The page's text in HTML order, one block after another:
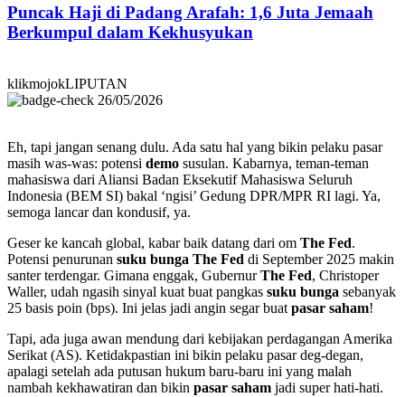
Puncak Haji di Padang Arafah: 1,6 Juta Jemaah
Berkumpul dalam Kekhusyukan
klikmojokLIPUTAN
26/05/2026
Eh, tapi jangan senang dulu. Ada satu hal yang bikin pelaku pasar
masih was-was: potensi demo susulan. Kabarnya, teman-teman
mahasiswa dari Aliansi Badan Eksekutif Mahasiswa Seluruh
Indonesia (BEM SI) bakal ‘ngisi’ Gedung DPR/MPR RI lagi. Ya,
semoga lancar dan kondusif, ya.
Geser ke kancah global, kabar baik datang dari om The Fed.
Potensi penurunan suku bunga The Fed di September 2025 makin
santer terdengar. Gimana enggak, GubernurThe Fed, Christoper
Waller, udah ngasih sinyal kuat buat pangkas suku bunga sebanyak
25 basis poin (bps). Ini jelas jadi angin segar buat pasar saham!
Tapi, ada juga awan mendung dari kebijakan perdagangan Amerika
Serikat (AS). Ketidakpastian ini bikin pelaku pasar deg-degan,
apalagi setelah ada putusan hukum baru-baru ini yang malah
nambah kekhawatiran dan bikin pasar saham jadi super hati-hati.